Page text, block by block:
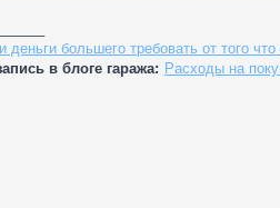
деньги большего требовать от того
в блоге гаража: Расходы на